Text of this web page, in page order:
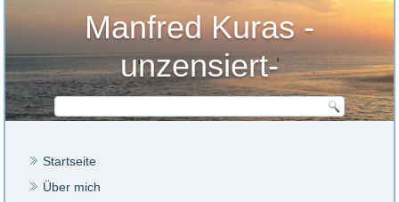
Manfred Kuras -
unzensiert-
Startseite
Über mich